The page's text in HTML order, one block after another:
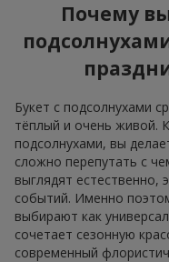
Почему
Букет с подсолнухами
тёплый и очень живой.
подсолнухами, вы
сложно перепутать с
выглядят естественно,
событий. Именно
выбирают как
сочетает сезонную
современный